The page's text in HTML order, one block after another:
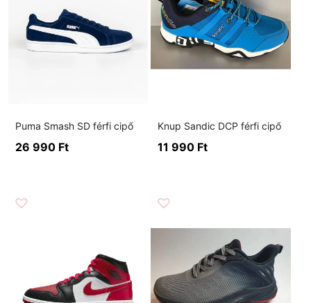
Puma Smash SD férfi cipő
26 990 Ft
Knup Sandic DCP férfi cipő
11 990 Ft